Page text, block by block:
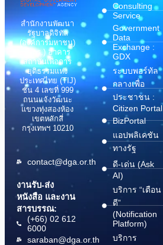
สำนักงานพัฒนา
รัฐบาลดิจิทัล
(องค์การมหาชน)
(สพร.) อาคาร
สถาบันเพื่อการ
ยุติธรรมแห่ง
ประเทศไทย (TIJ)
ชั้น 4 เลขที่ 999
ถนนแจ้งวัฒนะ
แขวงทุ่งสองห้อง
เขตหลักสี่
กรุงเทพฯ 10210
contact@dga.or.th
งานรับ-ส่ง
หนังสือ และงาน
สารบรรณ:
(+66) 02 612
6000
saraban@dga.or.th
Consulting
Service
Government
Data
Exchange :
GDX
ระบบพอร์ทัล
กลางเพื่อ
ประชาชน :
Citizen Portal
BizPortal
แอปพลิเคชัน
ทางรัฐ
ดี-เด่น (Ask
AI)
บริการ “เตือน
ดี”
(Notification
Platform)
บริการ